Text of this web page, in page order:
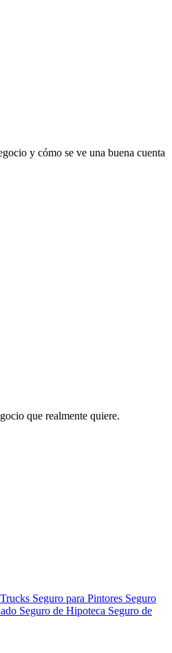
y cómo se ve una buena cuenta
que realmente quiere.
Seguro para Pintores Seguro
Seguro de Hipoteca Seguro de